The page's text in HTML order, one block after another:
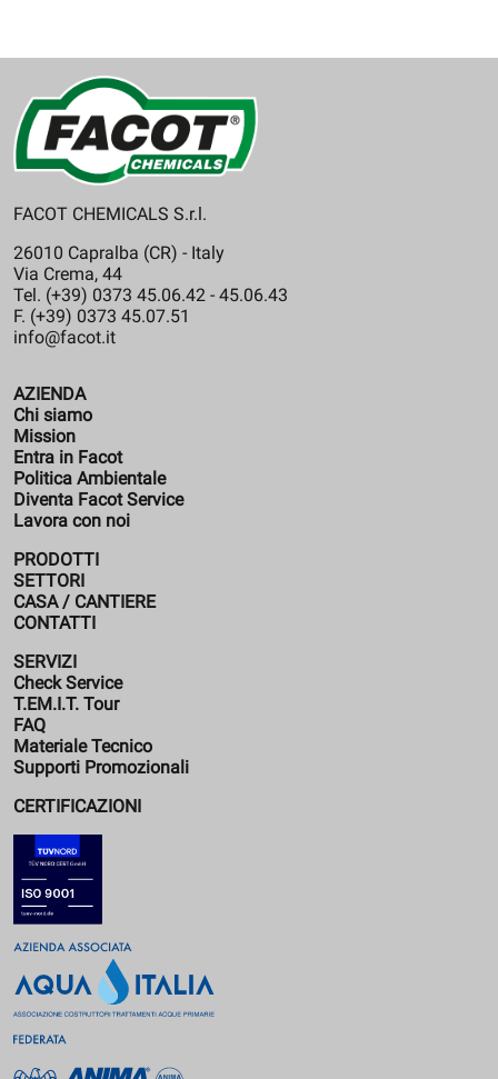
FACOT CHEMICALS S.r.l.
26010 Capralba (CR) - Italy
Via Crema, 44
Tel. (+39) 0373 45.06.42 - 45.06.43
F. (+39) 0373 45.07.51
info@facot.it
AZIENDA
Chi siamo
Mission
Entra in Facot
Politica Ambientale
Diventa Facot Service
Lavora con noi
PRODOTTI
SETTORI
CASA / CANTIERE
CONTATTI
SERVIZI
Check Service
T.EM.I.T. Tour
FAQ
Materiale Tecnico
Supporti Promozionali
CERTIFICAZIONI